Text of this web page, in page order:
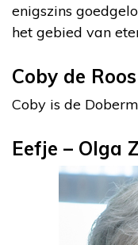
enigszins
het gebied van
Coby de
Coby is de
Eefje – Olga